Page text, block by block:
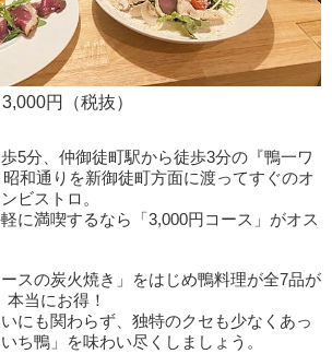
円（税抜）
5分、仲御徒町駅から徒歩3分の『鴨一ワ
和通りを新御徒町方面に渡ってすぐのオ
ビストロ。
に満喫するなら「3,000円コース」がオス
スの炭火焼き」をはじめ鴨料理が全7品が
当にお得！
にも関わらず、独特のクセも少なくあっ
ち鴨」を味わい尽くしましょう。